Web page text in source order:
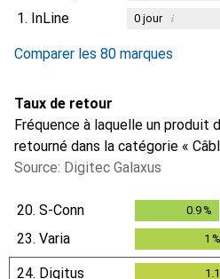
1. InLine 0jour i
Comparer les 80 marques
Taux de retour
Fréquence à laquelle un produit
retourné dans la catégorie «
Source: Digitec Galaxus
20. S-Conn 0.9%
23. Varia 1 %
24. Digitus 1.1